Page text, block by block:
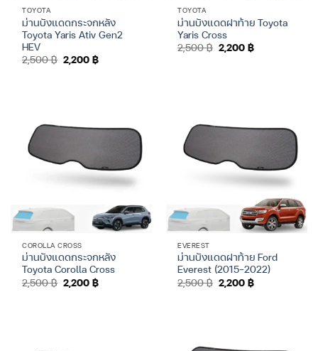
TOYOTA
ม่านบังแดดกระจกหลัง
Toyota Yaris Ativ Gen2
HEV
2,500฿ Original
price
2,200฿Current
price
TOYOTA
ม่านบังแดดฝาท้าย Toyota
Yaris Cross
2,500฿ Original
price
2,200฿Current
price
COROLLA CROSS
ม่านบังแดดกระจกหลัง
Toyota Corolla Cross
2,500฿ Original
price
2,200฿Current
price
EVEREST
ม่านบังแดดฝาท้าย Ford
Everest (2015–2022)
2,500฿ Original
price
2,200฿Current
price